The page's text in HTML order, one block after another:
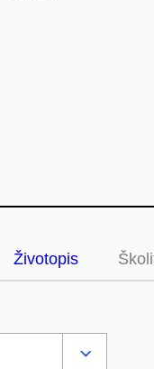
Životopis